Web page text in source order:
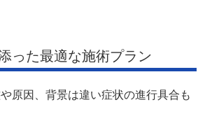
った最適な施術プラン
原因、背景は違い症状の進行具合も